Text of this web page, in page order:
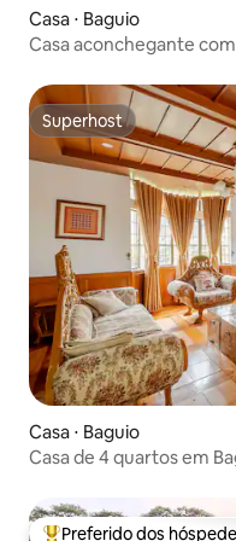
Casa ⋅ Baguio
Casa aconchegante
Superhost
Superhost
Casa ⋅ Baguio
Casa de 4 quartos em
Preferido dos